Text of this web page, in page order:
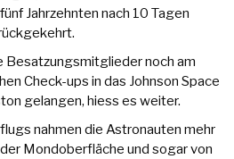
Jahrzehnten nach 10 Tagen
Besatzungsmitglieder noch am
Check-ups in das Johnson Space
gelangen, hiess es weiter.
nahmen die Astronauten mehr
Mondoberfläche und sogar von